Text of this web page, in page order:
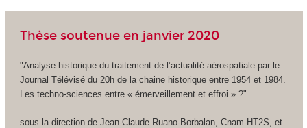
Thèse soutenue en janvier 2020
"Analyse historique du traitement de l’actualité aérospatiale par le
Journal Télévisé du 20h de la chaine historique entre 1954 et 1984.
Les techno-sciences entre « émerveillement et effroi » ?"
sous la direction de Jean-Claude Ruano-Borbalan, Cnam-HT2S, et